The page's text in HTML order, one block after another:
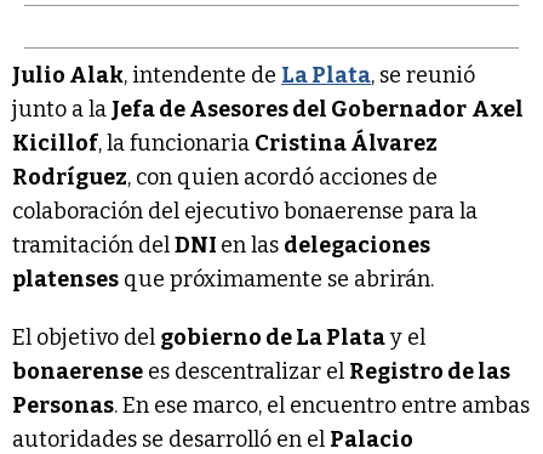
Julio Alak, intendente de La Plata, se reunió
junto a la Jefa de Asesores del Gobernador Axel
Kicillof, la funcionaria Cristina Álvarez
Rodríguez, con quien acordó acciones de
colaboración del ejecutivo bonaerense para la
tramitación delDNI en las delegaciones
platenses que próximamente se abrirán.
El objetivo del gobierno de La Platay el
bonaerense es descentralizar el Registro de las
Personas. En ese marco, el encuentro entre ambas
autoridades se desarrolló en el Palacio